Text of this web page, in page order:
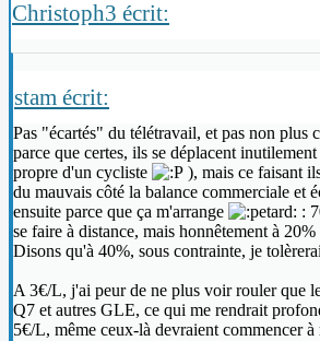
Christoph3 écrit:
stam écrit:
Pas "écartés" du télétravail, et pas non plus
parce que certes, ils se déplacent
propre d'un cycliste
), mais ce faisant
du mauvais côté la balance commerciale et
ensuite parce que ça m'arrange
:
se faire à distance, mais honnêtement à
Disons qu'à 40%, sous contrainte, je
A 3€/L, j'ai peur de ne plus voir rouler que
Q7 et autres GLE, ce qui me rendrait
5€/L, même ceux-là devraient commencer à